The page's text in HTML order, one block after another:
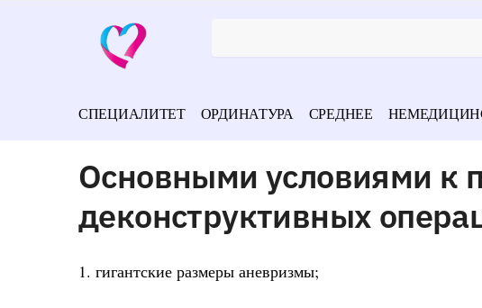
СПЕЦИАЛИТЕТ ОРДИНАТУРА СРЕДНЕЕ
Основными условиями к
деконструктивных
1. гигантские размеры аневризмы;